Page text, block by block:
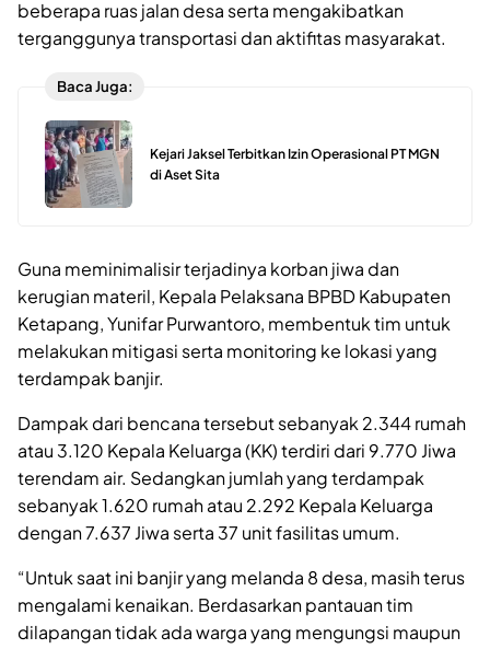
beberapa ruas jalan desa serta mengakibatkan
terganggunya transportasi dan aktifitas masyarakat.
Baca Juga:
Kejari Jaksel Terbitkan Izin Operasional PT MGN
di Aset Sita
Guna meminimalisir terjadinya korban jiwa dan
kerugian materil, Kepala Pelaksana BPBD Kabupaten
Ketapang, Yunifar Purwantoro, membentuk tim untuk
melakukan mitigasi serta monitoring ke lokasi yang
terdampak banjir.
Dampak dari bencana tersebut sebanyak 2.344 rumah
atau 3.120 Kepala Keluarga (KK) terdiri dari 9.770 Jiwa
terendam air. Sedangkan jumlah yang terdampak
sebanyak 1.620 rumah atau 2.292 Kepala Keluarga
dengan 7.637 Jiwa serta 37 unit fasilitas umum.
“Untuk saat ini banjir yang melanda 8 desa, masih terus
mengalami kenaikan. Berdasarkan pantauan tim
dilapangan tidak ada warga yang mengungsi maupun